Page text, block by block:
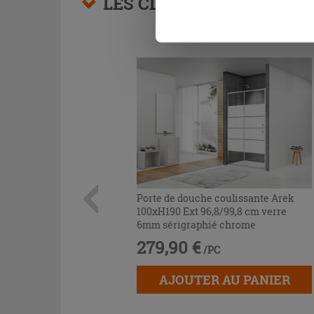
Porte de douche coulissante Arek
100xH190 Ext 96,8/99,8 cm verre
6mm sérigraphié chrome
279,90 € /PC
AJOUTER AU PANIER